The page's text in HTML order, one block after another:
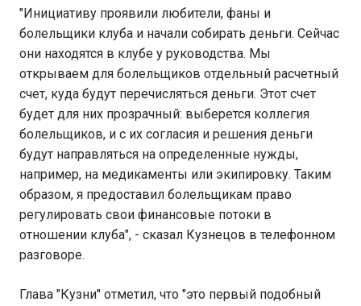
"Инициативу проявили любители, фаны и
болельщики клуба и начали собирать деньги. Сейчас
они находятся в клубе у руководства. Мы
открываем для болельщиков отдельный расчетный
счет, куда будут перечисляться деньги. Этот счет
будет для них прозрачный: выберется коллегия
болельщиков, и с их согласия и решения деньги
будут направляться на определенные нужды,
например, на медикаменты или экипировку. Таким
образом, я предоставил болельщикам право
регулировать свои финансовые потоки в
отношении клуба", - сказал Кузнецов в телефонном
разговоре.
Глава "Кузни" отметил, что "это первый подобный